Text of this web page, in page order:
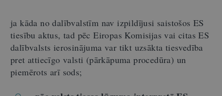
ja kāda no dalībvalstīm nav izpildījusi saistošos ES
tiesību aktus, tad pēc Eiropas Komisijas vai citas ES
dalībvalsts ierosinājuma var tikt uzsākta tiesvedība
pret attiecīgo valsti (pārkāpuma procedūra) un
piemērots arī sods;